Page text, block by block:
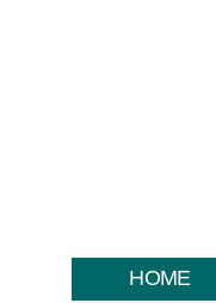
HOME